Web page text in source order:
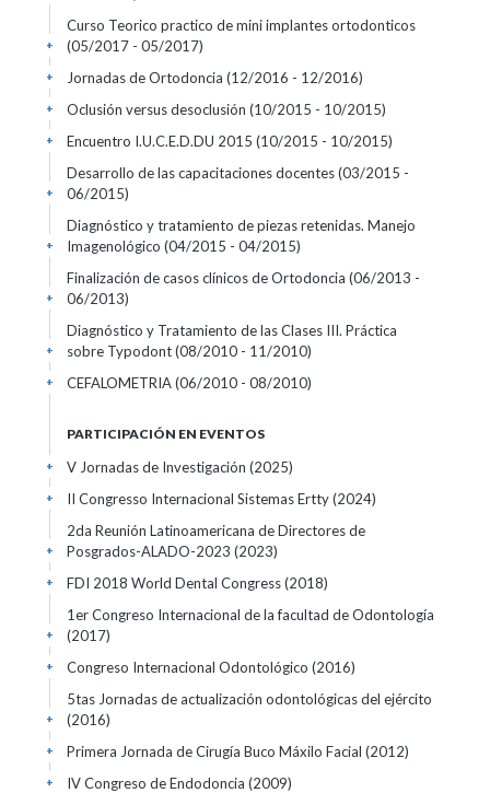
Curso Teorico practico de mini implantes ortodonticos
(05/2017 - 05/2017)
+
Jornadas de Ortodoncia (12/2016 - 12/2016)
+
Oclusión versus desoclusión (10/2015 - 10/2015)
+
Encuentro I.U.C.E.D.DU 2015 (10/2015 - 10/2015)
+
Desarrollo de las capacitaciones docentes(03/2015 -
06/2015)
+
Diagnóstico y tratamiento de piezas retenidas. Manejo
Imagenológico (04/2015 - 04/2015)
+
Finalización de casos clínicos de Ortodoncia (06/2013 -
06/2013)
+
Diagnóstico y Tratamiento de las Clases III. Práctica
sobre Typodont(08/2010 - 11/2010)
+
CEFALOMETRIA(06/2010 - 08/2010)
+
PARTICIPACIÓN EN EVENTOS
V Jornadas de Investigación (2025)
+
II Congresso Internacional Sistemas Ertty(2024)
+
2da Reunión Latinoamericana de Directores de
Posgrados-ALADO-2023 (2023)
+
FDI 2018 World Dental Congress(2018)
+
1er Congreso Internacional de la facultad de Odontología
(2017)
+
Congreso Internacional Odontológico (2016)
+
5tas Jornadas de actualización odontológicas del ejército
(2016)
+
Primera Jornada de Cirugía Buco Máxilo Facial (2012)
+
IV Congreso de Endodoncia (2009)
+